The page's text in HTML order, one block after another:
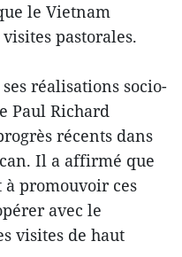
le Vietnam
pastorales.
réalisations socio-
Paul Richard
récents dans
Il a affirmé que
promouvoir ces
avec le
visites de haut